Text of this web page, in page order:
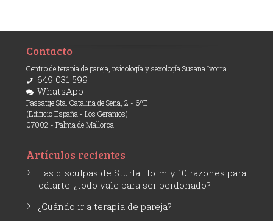
Contacto
Centro de terapia de pareja, psicología y sexología Susana Ivorra.
649 031 599
WhatsApp
Passatge Sta. Catalina de Sena, 2 - 6ºE
(Edificio España - Los Geranios)
07002 - Palma de Mallorca
Artículos recientes
Las disculpas de Sturla Holm y 10 razones para
odiarte: ¿todo vale para ser perdonado?
¿Cuándo ir a terapia de pareja?